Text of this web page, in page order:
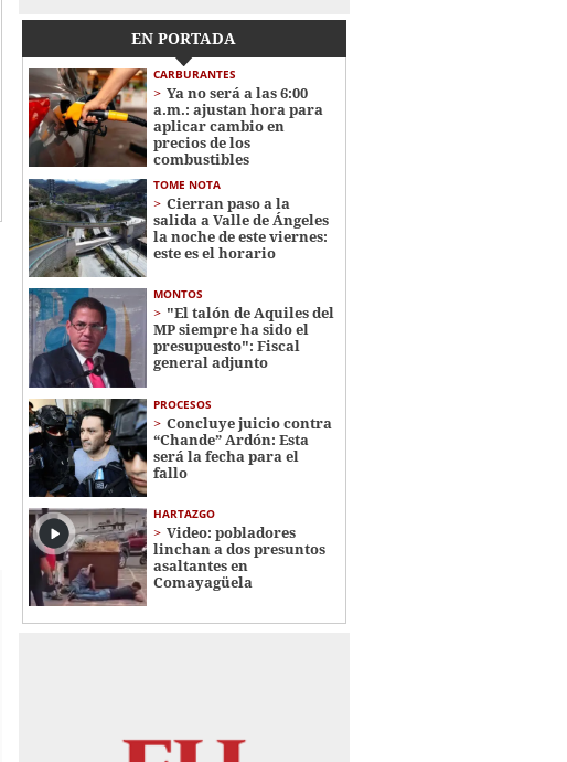
EN PORTADA
CARBURANTES
Ya no será a las 6:00
a.m.: ajustan hora para
aplicar cambio en
precios de los
combustibles
TOME NOTA
Cierran paso a la
salida a Valle de Ángeles
la noche de este viernes:
este es el horario
MONTOS
"El talón de Aquiles del
MP siempre ha sido el
presupuesto": Fiscal
general adjunto
PROCESOS
Concluye juicio contra
“Chande” Ardón: Esta
será la fecha para el
fallo
HARTAZGO
Video: pobladores
linchan a dos presuntos
asaltantes en
Comayagüela